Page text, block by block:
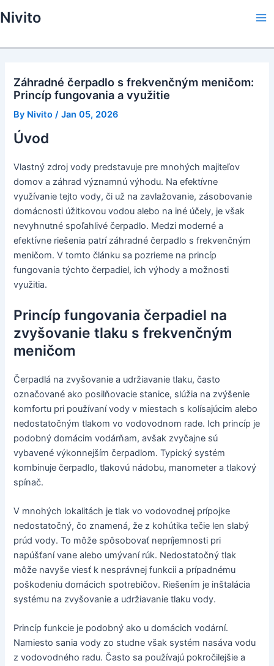
to
Nivito
Záhradné čerpadlo s frekvenčným meničom:
Princíp fungovania a využitie
By Nivito /Jan 05, 2026
Úvod
Vlastný zdroj vody predstavuje pre mnohých majiteľov
domov a záhrad významnú výhodu. Na efektívne
využívanie tejto vody, či už na zavlažovanie, zásobovanie
domácnosti úžitkovou vodou alebo na iné účely, je však
nevyhnutné spoľahlivé čerpadlo. Medzi moderné a
efektívne riešenia patrí záhradné čerpadlo s frekvenčným
meničom. V tomto článku sa pozrieme na princíp
fungovania týchto čerpadiel, ich výhody a možnosti
využitia.
Princíp fungovania čerpadiel na
zvyšovanie tlaku s frekvenčným
meničom
Čerpadlá na zvyšovanie a udržiavanie tlaku, často
označované ako posilňovacie stanice, slúžia na zvýšenie
komfortu pri používaní vody v miestach s kolísajúcim alebo
nedostatočným tlakom vo vodovodnom rade. Ich princíp je
podobný domácim vodárňam, avšak zvyčajne sú
vybavené výkonnejším čerpadlom. Typický systém
kombinuje čerpadlo, tlakovú nádobu, manometer a tlakový
spínač.
V mnohých lokalitách je tlak vo vodovodnej prípojke
nedostatočný, čo znamená, že z kohútika tečie len slabý
prúd vody. To môže spôsobovať nepríjemnosti pri
napúšťaní vane alebo umývaní rúk. Nedostatočný tlak
môže navyše viesť k nesprávnej funkcii a prípadnému
poškodeniu domácich spotrebičov. Riešením je inštalácia
systému na zvyšovanie a udržiavanie tlaku vody.
Princíp funkcie je podobný ako u domácich vodární.
Namiesto sania vody zo studne však systém nasáva vodu
z vodovodného radu. Často sa používajú pokročilejšie a